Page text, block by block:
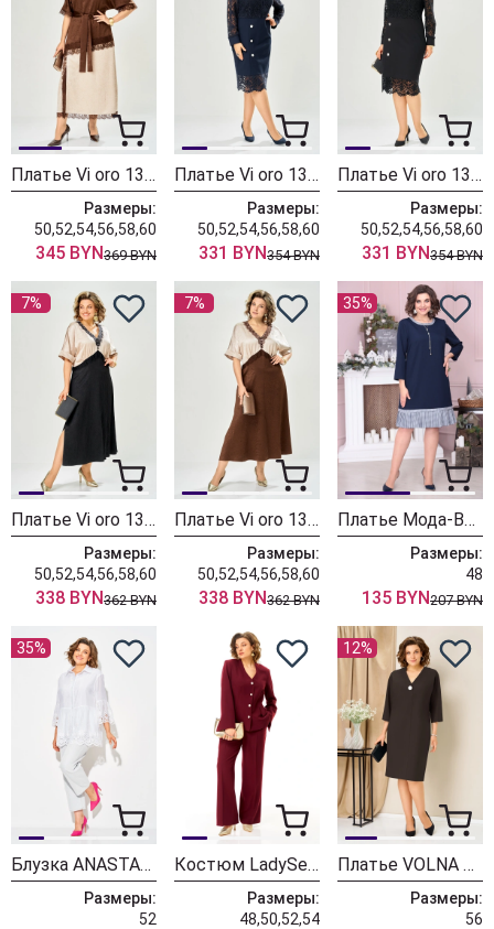
Платье Vi oro 1306 песок + шоколад
Размеры:
50,52,54,56,58,60
345 BYN369 BYN
Платье Vi oro 1307 королевский синий
Размеры:
50,52,54,56,58,60
331 BYN354 BYN
Платье Vi oro 1307 черный
Размеры:
50,52,54,56,58,60
331 BYN354 BYN
7%
Платье Vi oro 1308 песок + черный
Размеры:
50,52,54,56,58,60
338 BYN362 BYN
7%
Платье Vi oro 1308 песок + шоколад
Размеры:
50,52,54,56,58,60
338 BYN362 BYN
35%
Платье Мода-Версаль 2365 т.синий
Размеры:
48
135 BYN207 BYN
35%
Блузка ANASTASIA MAK 1325 белый
Размеры:
52
Костюм LadySecret 26254 бордовый
Размеры:
48,50,52,54
12%
Платье VOLNA 1478 шоколадно-коричневый
Размеры:
56